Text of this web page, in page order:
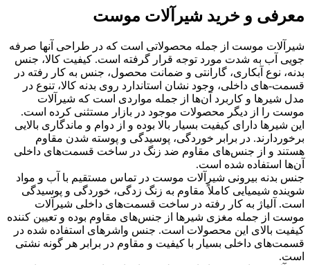
معرفی و خرید شیرآلات موست
شیرآلات موست از جمله محصولاتی است که در طراحی آنها صرفه
جویی آب به شدت مورد توجه قرار گرفته است. کیفیت کالا، جنس
بدنه، نوع آبکاری، گارانتی و ضمانت محصول، جنس به کار رفته در
قسمت-های داخلی، وجود نشان استاندارد روی بدنه کالا، تنوع در
مدل شیرها و کاربرد آن‌ها از جمله مواردی است که شیرآلات
موست را از دیگر محصولات موجود در بازار مستثنی کرده است.
این شیرها دارای کیفیت بسیار بالا بوده و از دوام و ماندگاری بالایی
برخوردارند. در برابر خوردگی، پوسیدگی و پوسته شدن مقاوم
هستند و از جنس‌های مقاوم ضد زنگ در ساخت قسمت‌های داخلی
آن‌ها استفاده شده است.
جنس بدنه بیرونی شیرآلات موست در تماس مستقیم با آب و مواد
شوینده شیمیایی کاملاً مقاوم به زنگ زدگی، خوردگی و پوسیدگی
است. آلیاژ به کار رفته در ساخت قسمت‌های داخلی شیرآلات
موست از جمله مغزی شیرها از جنس‌های مقاوم بوده و تعیین کننده
کیفیت بالای این محصولات است. جنس واشرهای استفاده شده در
قسمت‌های داخلی بسیار با کیفیت و مقاوم در برابر هر گونه نشتی
است.